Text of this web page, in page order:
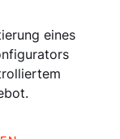
eines